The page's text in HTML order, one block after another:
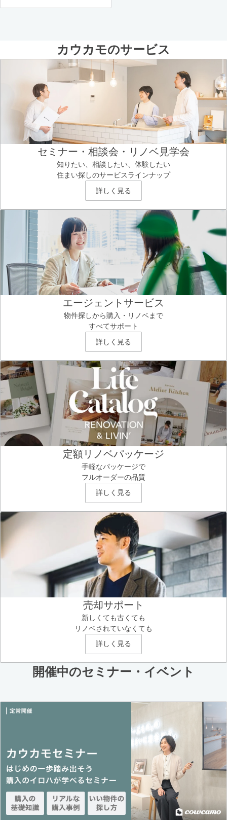
カウカモのサービス
セミナー・相談会・リノベ見学会
知りたい、相談したい、体験したい
住まい探しのサービスラインナップ
詳しく見る
エージェントサービス
物件探しから購入・リノベまで
すべてサポート
詳しく見る
定額リノベパッケージ
手軽なパッケージで
フルオーダーの品質
詳しく見る
売却サポート
新しくても古くても
リノベされていなくても
詳しく見る
開催中のセミナー・イベント